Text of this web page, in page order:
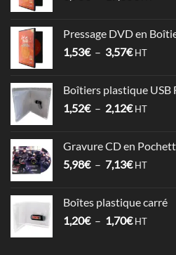
6,78€
à
Pressage DVD en
1,53€ – 3,57€Plage
1,53€
à
HT
Boîtiers plastique USB
1,52€ – 2,12€Plage
1,52€
à
HT
Gravure CD en
5,98€ – 7,13€Plage
5,98€
à
HT
Boîtes plastique carré
1,20€ – 1,70€Plage
HT